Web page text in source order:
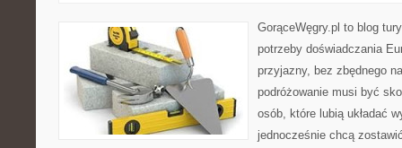
GorąceWęgry.pl to blog
potrzeby doświadczania
przyjazny, bez zbędnego
podróżowanie musi być
osób, które lubią układać
jednocześnie chcą